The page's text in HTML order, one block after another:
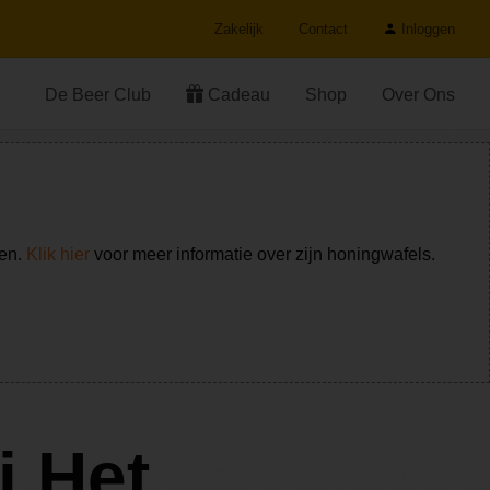
Zakelijk Contact Inloggen
De Beer Club Cadeau Shop Over Ons
Klik hier voor meer informatie over zijn honingwafels.